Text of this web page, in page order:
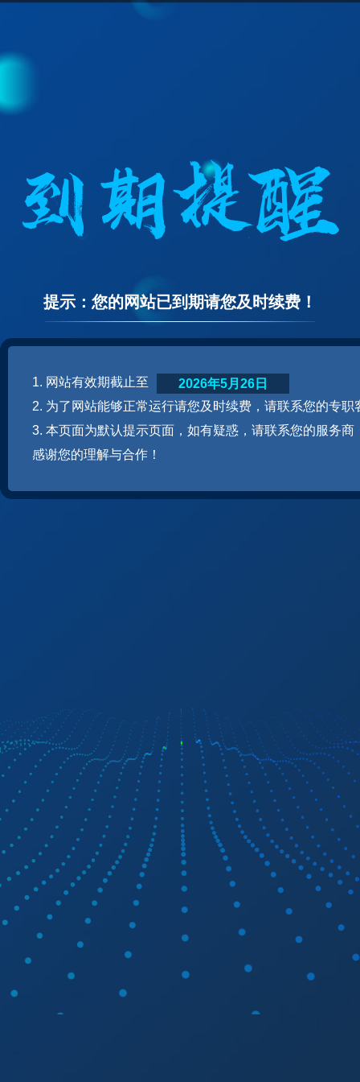
提示：您的网站已到期请您及时续费！
1. 网站有效期截止至
2. 为了网站能够正常运行请您及时续费，请联系您的专职
3. 本页面为默认提示页面，如有疑惑，请联系您的服务商
感谢您的理解与合作！
2026年5月26日